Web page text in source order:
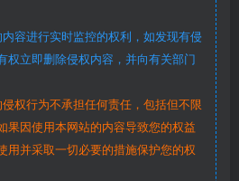
容进行实时监控的权利，如发现有侵
权立即删除侵权内容，并向有关部门
权行为不承担任何责任，包括但不限
果因使用本网站的内容导致您的权益
用并采取一切必要的措施保护您的权